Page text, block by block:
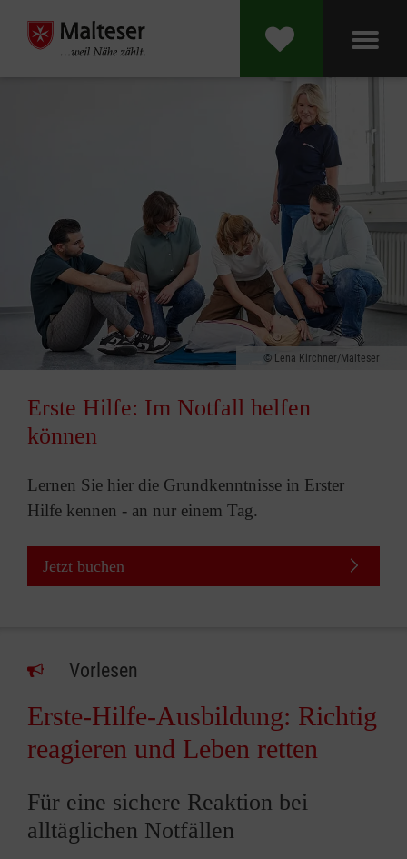
Lena Kirchner/Malteser
Erste Hilfe: Im Notfall helfen
können
Lernen Sie hier die Grundkenntnisse in Erster
Hilfe kennen - an nur einem Tag.
Jetzt buchen
Vorlesen
Erste-Hilfe-Ausbildung: Richtig
reagieren und Leben retten
Für eine sichere Reaktion bei
alltäglichen Notfällen